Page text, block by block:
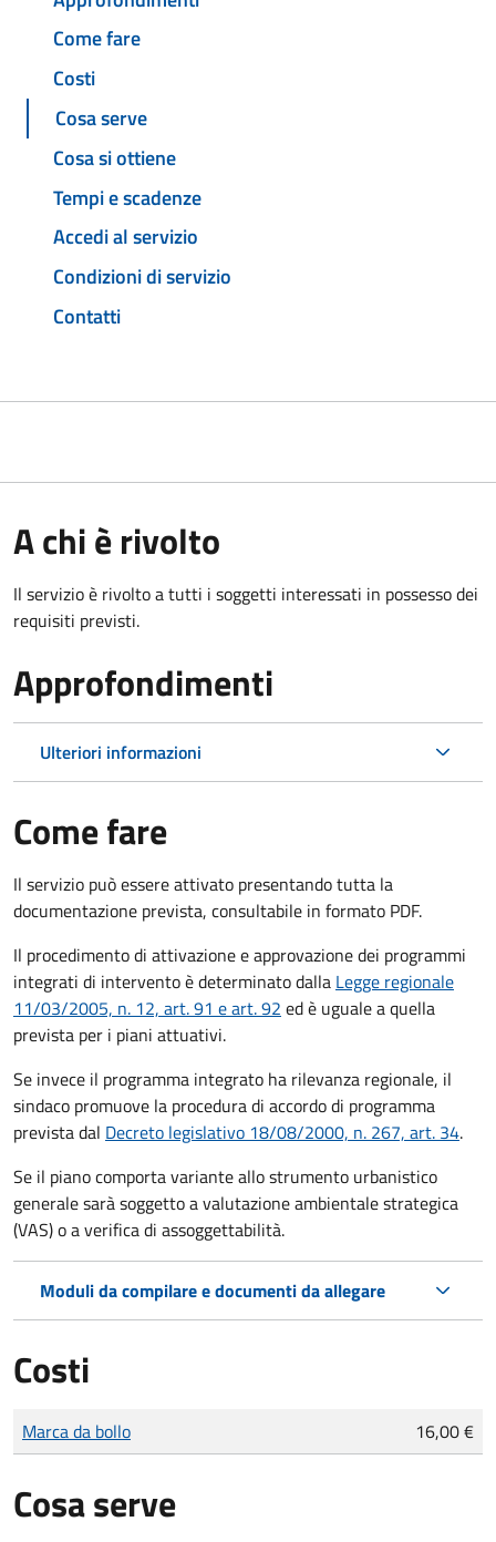
Come fare
Costi
Cosa serve
Cosa si ottiene
Tempi e scadenze
Accedi al servizio
Condizioni di servizio
Contatti
A chi è rivolto
Il servizio è rivolto a tutti i soggetti interessati in possesso dei
requisiti previsti.
Approfondimenti
Ulteriori informazioni
Come fare
Il servizio può essere attivato presentando tutta la
documentazione prevista, consultabile in formato PDF.
Il procedimento di attivazione e approvazione dei programmi
integrati di intervento è determinato dalla Legge regionale
11/03/2005, n. 12, art. 91 e art. 92 ed è uguale a quella
prevista per i piani attuativi.
Se invece il programma integrato ha rilevanza regionale, il
sindaco promuove la procedura di accordo di programma
prevista dal Decreto legislativo 18/08/2000, n. 267, art. 34.
Se il piano comporta variante allo strumento urbanistico
generale sarà soggetto a valutazione ambientale strategica
(VAS) o a verifica di assoggettabilità.
Moduli da compilare e documenti da allegare
Costi
Tipo di pagamento
Importo
Marca da bollo 16,00 €
Cosa serve